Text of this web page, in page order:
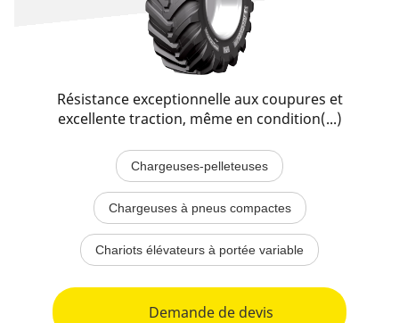
Résistance exceptionnelle aux coupures et
excellente traction, même en condition(...)
Chargeuses-pelleteuses
Chargeuses à pneus compactes
Chariots élévateurs à portée variable
Demande de devis